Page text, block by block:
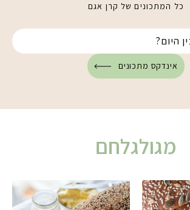
כל המתכונים של קרן אגם
אינדקס מתכונים
מגולגלחם